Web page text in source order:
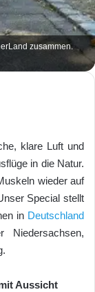
zusammen.
klare Luft und
in die Natur.
wieder auf
Special stellt
in Deutschland
Aussicht